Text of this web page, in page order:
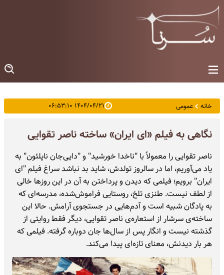
خانه عمومی ۱۴۰۴/۰۴/۲۱ ۰۶:۵۳:۱۰
نگاهی به فیلم «ای ایران» ساخته ناصر تقوایی
ناصر تقوایی را معمولاً با "ناخدا خورشید" و "دایی‌جان ناپلئون" به
یاد می‌آوریم، اما در سالروز تولدش، شاید بد نباشد سراغ فیلم "ای
ایران" برویم؛ فیلمی که دیدن و پرداختن به آن در این روزها خالی
از لطف نیست. طنزی تلخ، روستایی فراموش‌شده، مدرسه‌ای که
به پادگان شبیه است و آدم‌هایی در جستجوی آرامش. حالا این
ساخته‌ی سرشار از استعاره‌ی ناصر تقوایی، دیگر فقط روایتی از
گذشته نیست و انگار پس از سال‌ها جان دوباره گرفته. فیلمی که
هر بار دیدنش، معنای تازه‌ای پیدا می‌کند.